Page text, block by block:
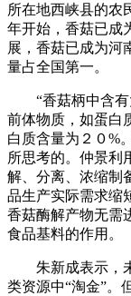
所在地西峡县的农
年开始，香菇已成
展，香菇已成为河
量占全国第一。
“香菇柄中含有
前体物质，如蛋白
白质含量为２０%
所思考的。仲景利
解、分离、浓缩制
品生产实际需求缩
香菇酶解产物无需
食品基料的作用。
朱新成表示，未
类资源中“淘金”。